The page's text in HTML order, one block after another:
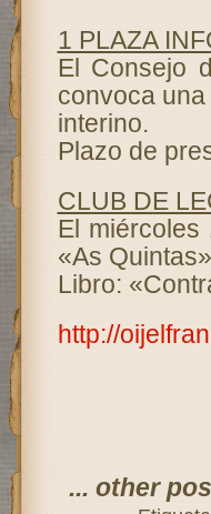
1 PLAZA
El Consejo
convoca
interino.
Plazo de
CLUB DE
El
«As
Libro:
http://
... other